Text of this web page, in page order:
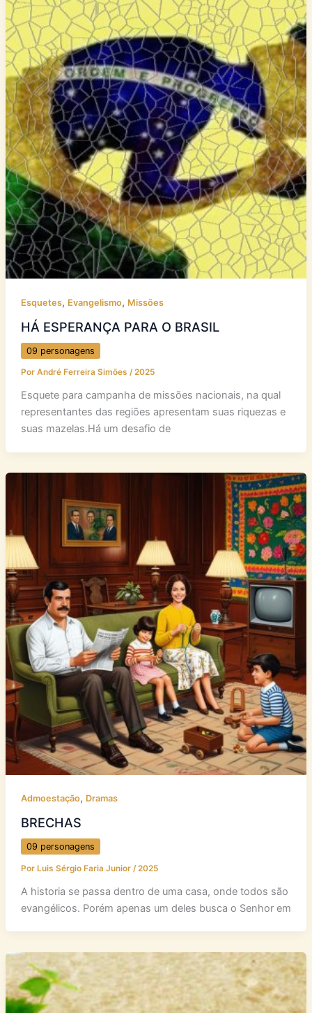
Esquetes, Evangelismo, Missões
HÁ ESPERANÇA PARA O BRASIL
09 personagens
Por André Ferreira Simões /2025
Esquete para campanha de missões nacionais, na qual
representantes das regiões apresentam suas riquezas e
suas mazelas.Há um desafio de
Admoestação, Dramas
BRECHAS
09 personagens
Por Luis Sérgio Faria Junior /2025
A historia se passa dentro de uma casa, onde todos são
evangélicos. Porém apenas um deles busca o Senhor em